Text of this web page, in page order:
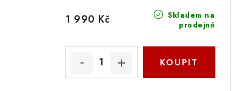
Skladem na
prodejně
1 990 Kč